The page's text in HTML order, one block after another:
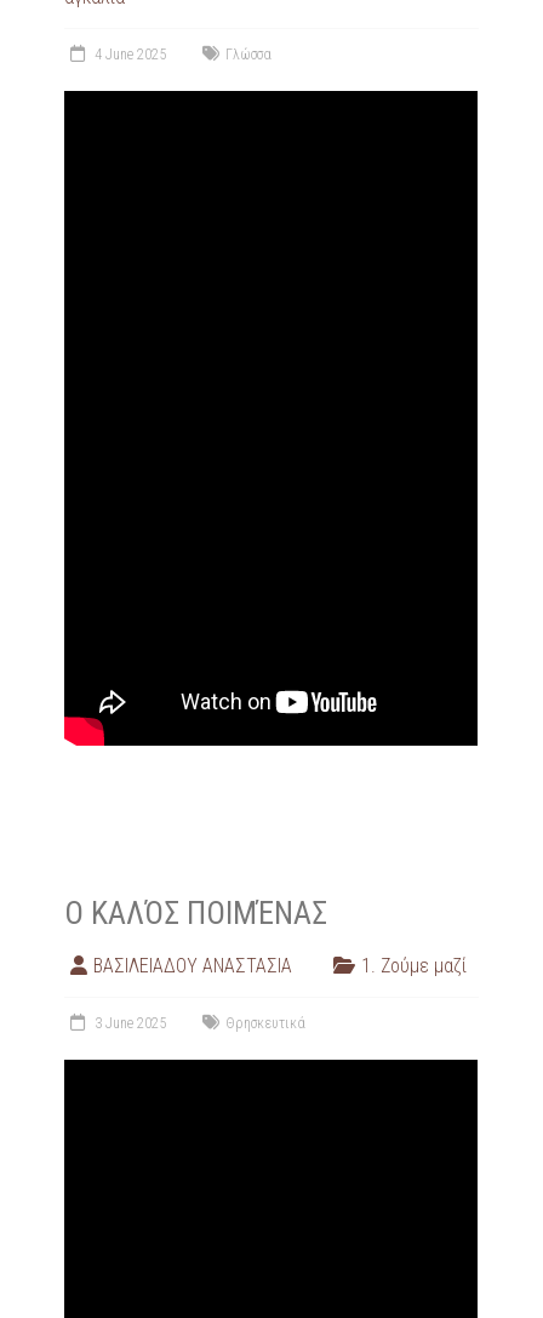
4 June 2025 Γλώσσα
Ο ΚΑΛΌΣ ΠΟΙΜΈΝΑΣ
ΒΑΣΙΛΕΙΑΔΟΥ ΑΝΑΣΤΑΣΙΑ 1. Ζούμε μαζί
3 June 2025 Θρησκευτικά